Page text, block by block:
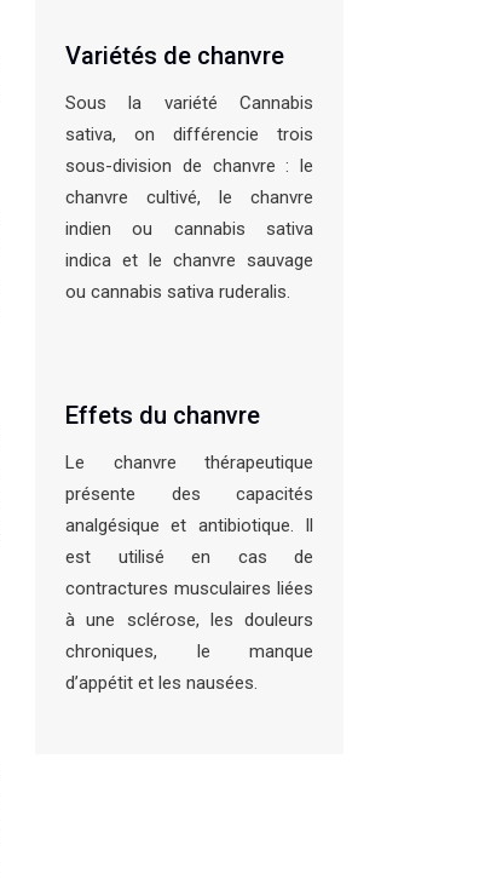
Variétés de chanvre
Sous la variété Cannabis
sativa, on différencie trois
sous-division de chanvre : le
chanvre cultivé, le chanvre
indien ou cannabis sativa
indica et le chanvre sauvage
ou cannabis sativa ruderalis.
Effets du chanvre
Le chanvre thérapeutique
présente des capacités
analgésique et antibiotique. Il
est utilisé en cas de
contractures musculaires liées
à une sclérose, les douleurs
chroniques, le manque
d’appétit et les nausées.